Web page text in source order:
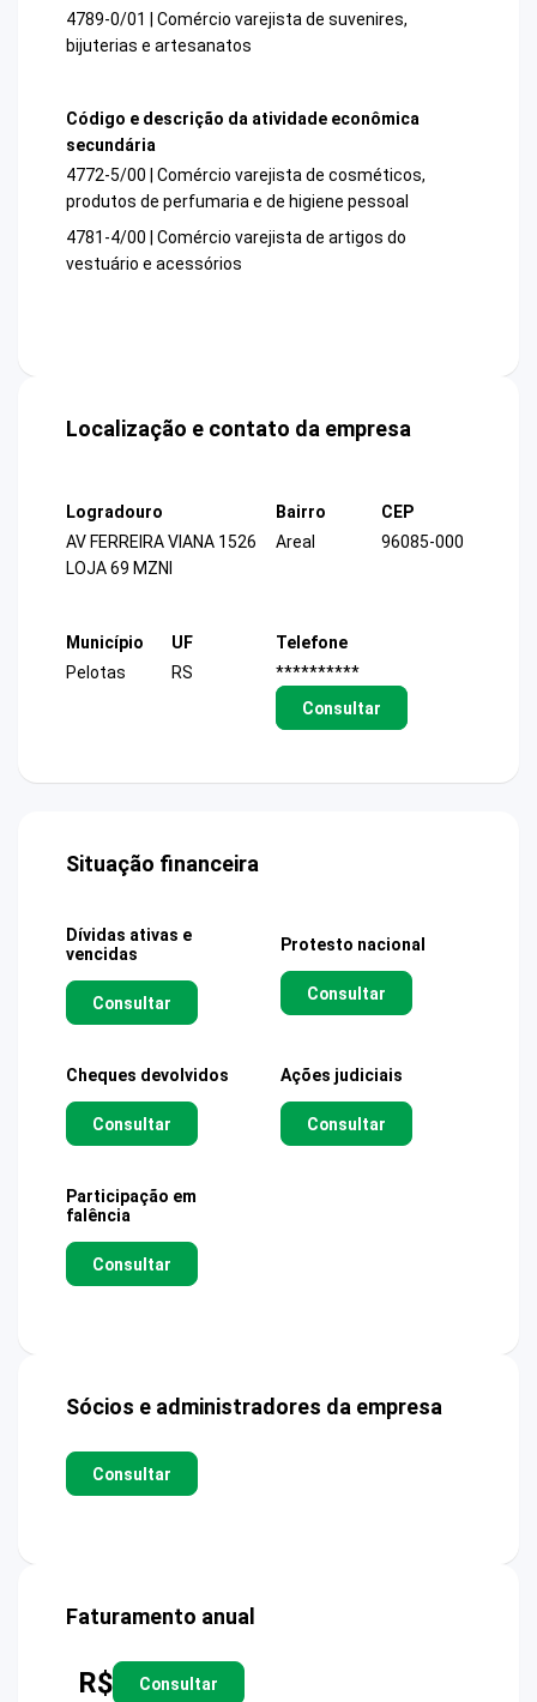
4789-0/01 | Comércio varejista de suvenires,
bijuterias e artesanatos
Código e descrição da atividade econômica
secundária
4772-5/00 | Comércio varejista de cosméticos,
produtos de perfumaria e de higiene pessoal
4781-4/00 | Comércio varejista de artigos do
vestuário e acessórios
Localização e contato da empresa
Logradouro
AV FERREIRA VIANA 1526
LOJA 69 MZNI
Bairro
Areal
CEP
96085-000
Município
Pelotas
UF
RS
Telefone
**********
Consultar
Situação financeira
Dívidas ativas e
vencidas
Consultar
Protesto nacional
Consultar
Cheques devolvidos
Consultar
Ações judiciais
Consultar
Participação em
falência
Consultar
Sócios e administradores da empresa
Consultar
Faturamento anual
R$ Consultar